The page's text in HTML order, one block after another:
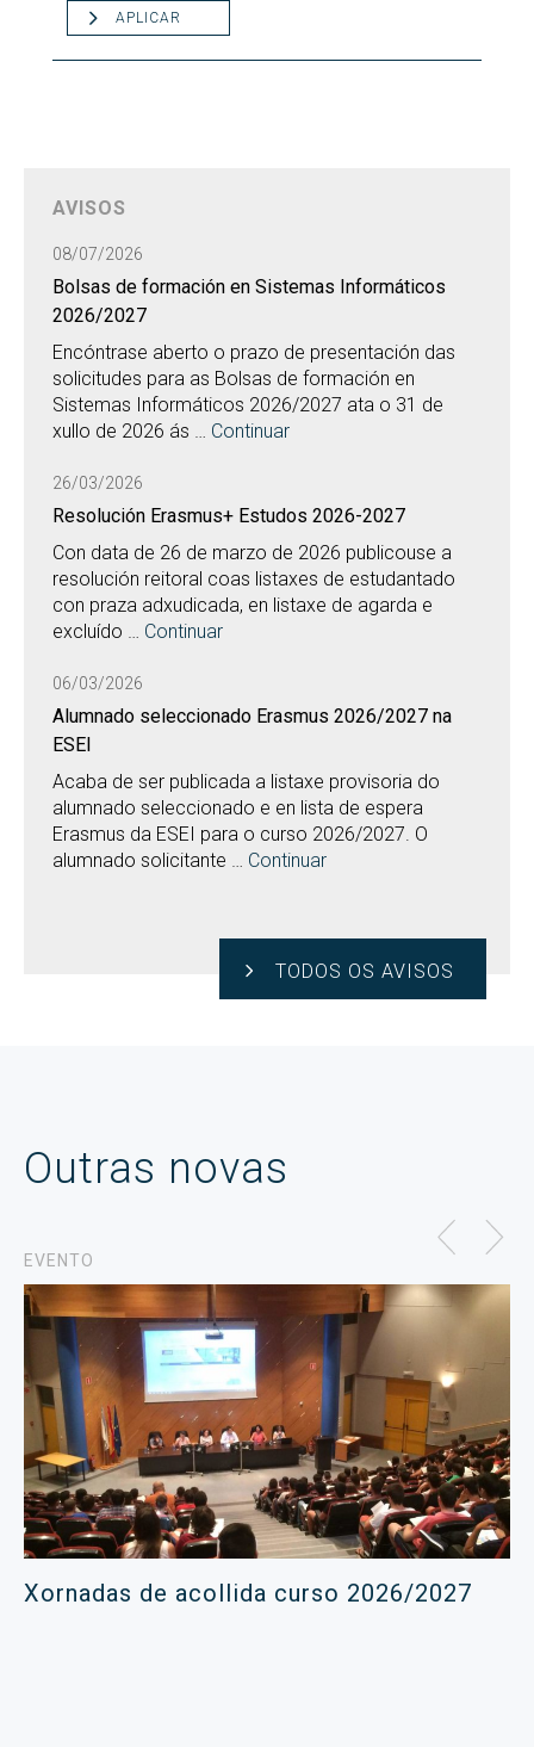
APLICAR
AVISOS
08/07/2026
Bolsas de formación en Sistemas Informáticos
2026/2027
Encóntrase aberto o prazo de presentación das
solicitudes para as Bolsas de formación en
Sistemas Informáticos 2026/2027 ata o 31 de
xullo de 2026 ás … Continuar
26/03/2026
Resolución Erasmus+ Estudos 2026-2027
Con data de 26 de marzo de 2026 publicouse a
resolución reitoral coas listaxes de estudantado
con praza adxudicada, en listaxe de agarda e
excluído … Continuar
06/03/2026
Alumnado seleccionado Erasmus 2026/2027 na
ESEI
Acaba de ser publicada a listaxe provisoria do
alumnado seleccionado e en lista de espera
Erasmus da ESEI para o curso 2026/2027. O
alumnado solicitante … Continuar
TODOS OS AVISOS
Outras novas
EVENTO
Xornadas de acollida curso 2026/2027